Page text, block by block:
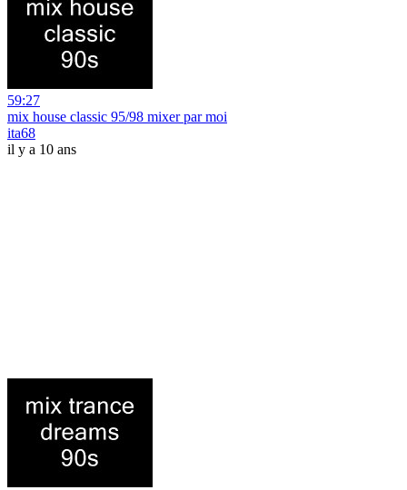
59:27
mix house classic 95/98 mixer par moi
ita68
il y a 10 ans